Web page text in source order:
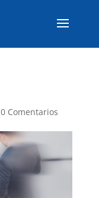
0 Comentarios